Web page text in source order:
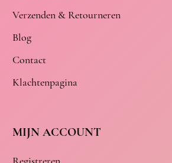
Verzenden & Retourneren
Blog
Contact
Klachtenpagina
MIJN ACCOUNT